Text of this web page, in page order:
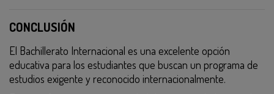
CONCLUSIÓN
El Bachillerato Internacional es una excelente opción
educativa para los estudiantes que buscan un programa de
estudios exigente y reconocido internacionalmente.